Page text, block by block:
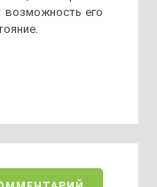
возможность его